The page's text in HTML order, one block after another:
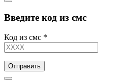
Введите код из смс
Код из смс *
Отправить